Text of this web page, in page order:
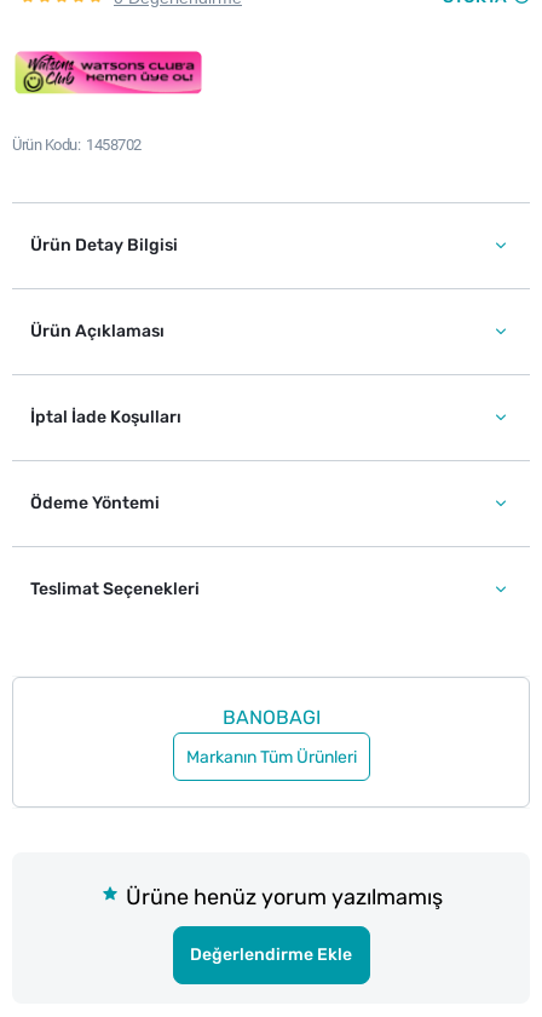
Ürün Kodu 1458702
Ürün Detay Bilgisi
Ürün Açıklaması
İptal İade Koşulları
Ödeme Yöntemi
Teslimat Seçenekleri
BANOBAGI
Markanın Tüm Ürünleri
Ürüne henüz yorum yazılmamış
Değerlendirme Ekle